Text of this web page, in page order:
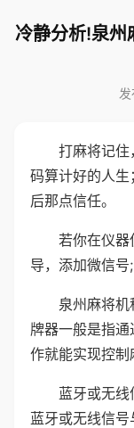
冷静分析!泉州
打麻将记住
码算计好的人
后那点信任。
若你在仪器
导，添加微信号
泉州麻将
牌器一般是指
作就能实现控制
蓝牙或无
蓝牙或无线信